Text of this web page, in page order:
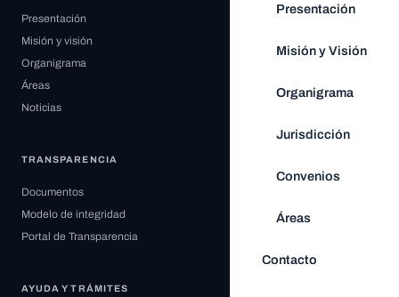
Presentación
Misión y Visión
Organigrama
Jurisdicción
Convenios
Áreas
Contacto
Presentación
Misión y visión
Organigrama
Áreas
Noticias
TRANSPARENCIA
Documentos
Modelo de integridad
Portal de Transparencia
AYUDA Y TRÁMITES